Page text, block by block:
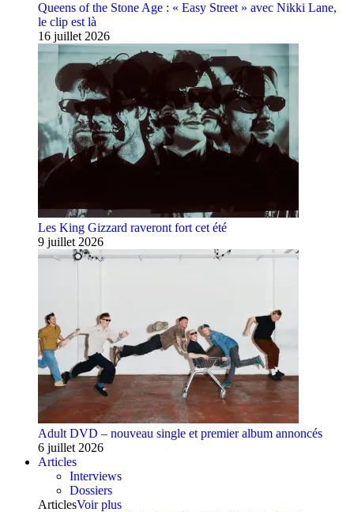
Queens of the Stone Age : « Easy Street » avec Nikki Lane,
le clip est là
16 juillet 2026
Les King Gizzard raveront fort cet été
9 juillet 2026
Adult DVD – nouveau single et premier album annoncés
6 juillet 2026
Articles
Interviews
Dossiers
ArticlesVoir plus